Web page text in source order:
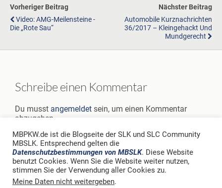
Vorheriger Beitrag
Video: AMG-Meilensteine -
Die „Rote Sau“
Nächster Beitrag
Automobile Kurznachrichten
36/2017 – Kleingehackt Und
Mundgerecht
Schreibe einen Kommentar
Du musst angemeldet sein, um einen Kommentar
abzugeben.
Zum Seitenanfang
MBPKW.de ist die Blogseite der SLK und SLC Community
MBSLK. Entsprechend gelten die
Datenschutzbestimmungen von MBSLK. Diese Website
benutzt Cookies. Wenn Sie die Website weiter nutzen,
stimmen Sie der Verwendung aller Cookies zu.
Meine Daten nicht weitergeben.